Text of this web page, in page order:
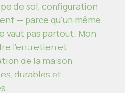
de sol, configuration
— parce qu'un même
vaut pas partout. Mon
l'entretien et
de la maison
durables et